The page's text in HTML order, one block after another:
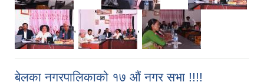
, ,
बेलका नगरपालिकाको १७ औं नगर सभा !!!!